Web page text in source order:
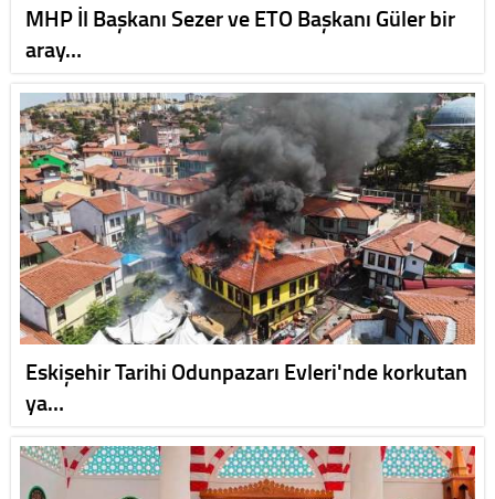
MHP İl Başkanı Sezer ve ETO Başkanı Güler bir
aray…
Eskişehir Tarihi Odunpazarı Evleri'nde korkutan
ya…